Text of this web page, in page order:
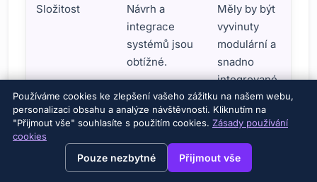
View this page in English? ×
Složitost
Návrh a
integrace
systémů jsou
obtížné.
Měly by být
vyvinuty
modulární a
snadno
integrované
systémy.
Smyslová
disonance
Nesoulad
virtuálním a
Kalibrace by
měla být
provedena v
Používáme cookies ke zlepšení vašeho zážitku na našem webu,
personalizaci obsahu a analýze návštěvnosti. Kliknutím na
"Přijmout vše" souhlasíte s použitím cookies. Zásady používání
cookies
Pouze nezbytné Přijmout vše